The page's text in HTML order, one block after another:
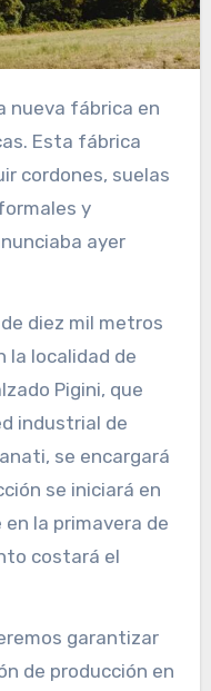
Esta fábrica
cordones, suelas
y
ayer
diez mil metros
la localidad de
Pigini, que
industrial de
se encargará
se iniciará en
la primavera de
costará el
garantizar
de producción en